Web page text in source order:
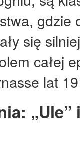
gdzie
się
całej
lat
„Ule”